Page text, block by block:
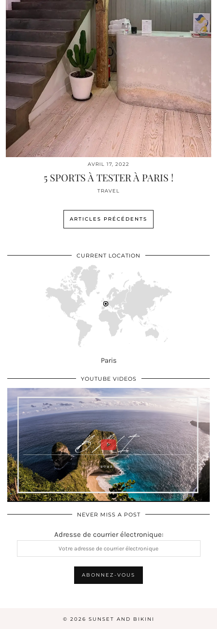
AVRIL 17, 2022
5 SPORTS À TESTER À PARIS !
TRAVEL
ARTICLES PRÉCÉDENTS
CURRENT LOCATION
Paris
YOUTUBE VIDEOS
NEVER MISS A POST
Adresse de courrier électronique:
© 2026 SUNSET AND BIKINI